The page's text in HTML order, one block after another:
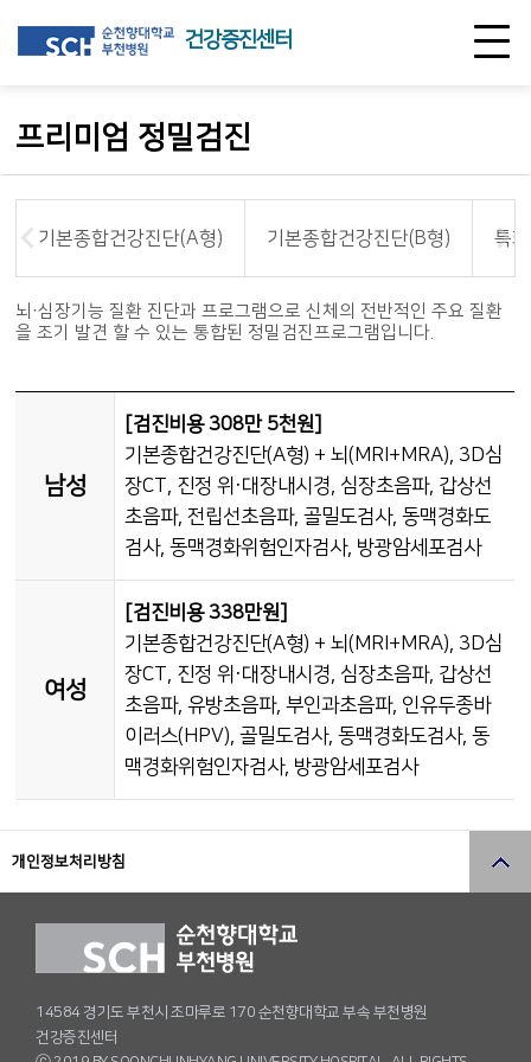
건강증진센터
프리미엄 정밀검진
기본종합건강진단(A형) 기본종합건강진단(B형) 특
뇌·심장기능 질환 진단과 프로그램으로 신체의 전반적인 주요 질환
을 조기 발견 할 수 있는 통합된 정밀검진프로그램입니다.
남성
[검진비용 308만 5천원]
기본종합건강진단(A형) + 뇌(MRI+MRA), 3D심
장CT, 진정 위·대장내시경, 심장초음파, 갑상선
초음파, 전립선초음파, 골밀도검사, 동맥경화도
검사, 동맥경화위험인자검사, 방광암세포검사
여성
[검진비용 338만원]
기본종합건강진단(A형) + 뇌(MRI+MRA), 3D심
장CT, 진정 위·대장내시경, 심장초음파, 갑상선
초음파, 유방초음파, 부인과초음파, 인유두종바
이러스(HPV), 골밀도검사, 동맥경화도검사, 동
맥경화위험인자검사, 방광암세포검사
개인정보처리방침
14584 경기도 부천시 조마루로 170 순천향대학교 부속 부천병원
건강증진센터